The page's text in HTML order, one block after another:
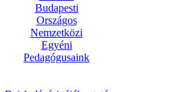
Budapesti
Országos
Nemzetközi
Egyéni
Pedagógusaink